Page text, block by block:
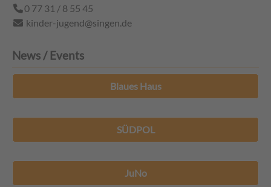
0 77 31 / 8 55 45
kinder-jugend@singen.de
News / Events
Blaues Haus
SÜDPOL
JuNo